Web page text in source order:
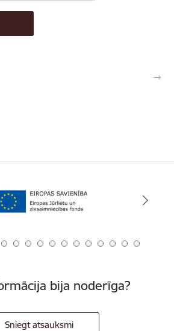
bija noderīga?
Sniegt atsauksmi